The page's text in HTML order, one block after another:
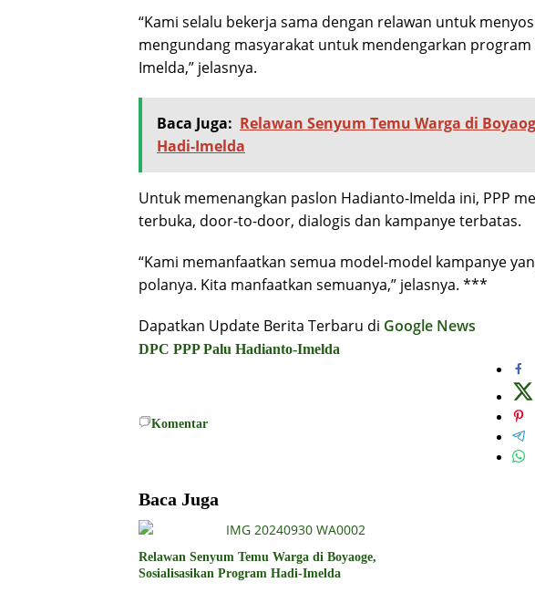
“Kami selalu bekerja sama dengan relawan untuk
mengundang masyarakat untuk mendengarkan
Imelda,” jelasnya.
Baca Juga: Relawan Senyum Temu Warga di
Hadi-Imelda
Untuk memenangkan paslon Hadianto-Imelda ini, PPP
terbuka, door-to-door, dialogis dan kampanye terbatas.
“Kami memanfaatkan semua model-model kampanye
polanya. Kita manfaatkan semuanya,” jelasnya. ***
Dapatkan Update Berita Terbaru di Google News
DPC PPP Palu Hadianto-Imelda
Komentar
Baca Juga
Relawan Senyum Temu Warga di Boyaoge,
Sosialisasikan Program Hadi-Imelda